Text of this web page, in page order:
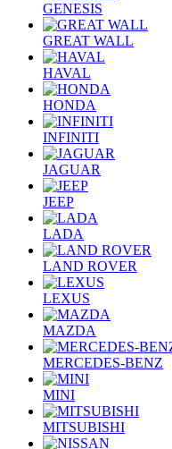
GENESIS
GREAT WALL
HAVAL
HONDA
INFINITI
JAGUAR
JEEP
LADA
LAND ROVER
LEXUS
MAZDA
MERCEDES-BENZ
MINI
MITSUBISHI